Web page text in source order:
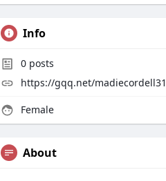
Info
0 posts
https://gqq.net/madiecordell31
Female
About